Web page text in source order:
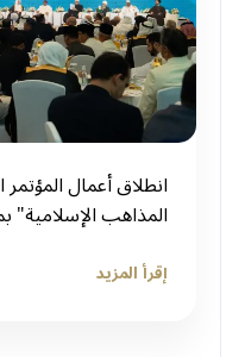
انطلاق أعمال
المذاهب الإسلامية"
إقرأ المزيد